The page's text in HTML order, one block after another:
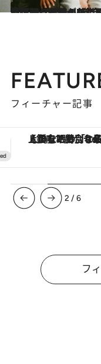
2025.6.28
「ブラシを買ったことがない」「骨格が美しい人の落とし穴ね～（笑）」“新しい自分”の扉を開くための《小田切ヒロ×トリンドル玲奈対談》
ビューティ＆ヘルス
フィーチャー記事
【夏限定ディナーコース】旬を迎える稚鮎や花ズ
3 /6
フ